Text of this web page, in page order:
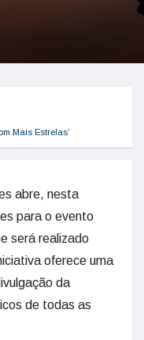
Mais Estrelas’
abre, nesta
para o evento
será realizado
oferece uma
da
de todas as